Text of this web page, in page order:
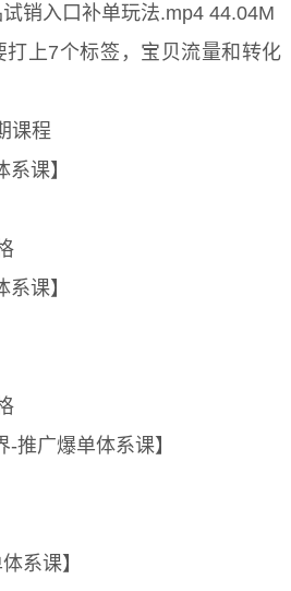
销入口补单玩法.mp4 44.04M
上7个标签，宝贝流量和转化
课程
课】
课】
推广爆单体系课】
系课】